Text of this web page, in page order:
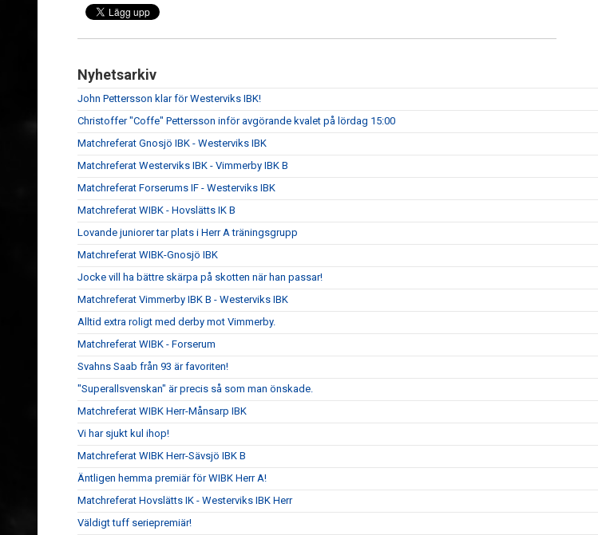
Nyhetsarkiv
John Pettersson klar för Westerviks IBK!
Christoffer "Coffe" Pettersson inför avgörande kvalet på lördag 15:00
Matchreferat Gnosjö IBK - Westerviks IBK
Matchreferat Westerviks IBK - Vimmerby IBK B
Matchreferat Forserums IF - Westerviks IBK
Matchreferat WIBK - Hovslätts IK B
Lovande juniorer tar plats i Herr A träningsgrupp
Matchreferat WIBK-Gnosjö IBK
Jocke vill ha bättre skärpa på skotten när han passar!
Matchreferat Vimmerby IBK B - Westerviks IBK
Alltid extra roligt med derby mot Vimmerby.
Matchreferat WIBK - Forserum
Svahns Saab från 93 är favoriten!
"Superallsvenskan" är precis så som man önskade.
Matchreferat WIBK Herr-Månsarp IBK
Vi har sjukt kul ihop!
Matchreferat WIBK Herr-Sävsjö IBK B
Äntligen hemma premiär för WIBK Herr A!
Matchreferat Hovslätts IK - Westerviks IBK Herr
Väldigt tuff seriepremiär!